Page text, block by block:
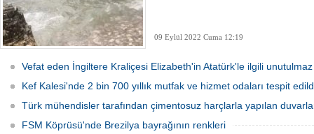
09 Eylül 2022 Cuma 12:19
Vefat eden İngiltere Kraliçesi Elizabeth'in Atatürk'le ilgili
Kef Kalesi'nde 2 bin 700 yıllık mutfak ve hizmet odaları tespit
Türk mühendisler tarafından çimentosuz harçlarla yapılan
FSM Köprüsü'nde Brezilya bayrağının renkleri